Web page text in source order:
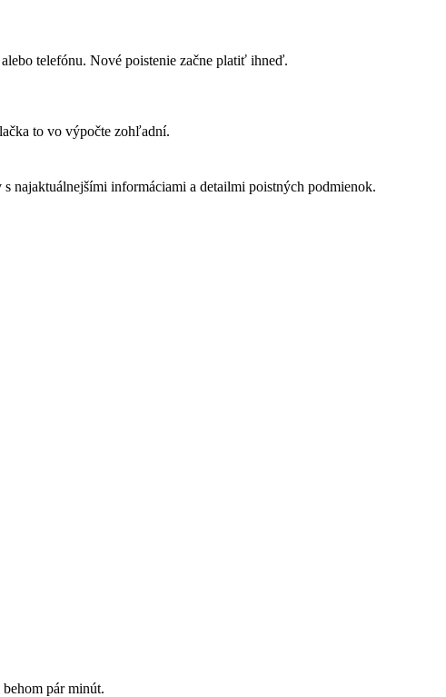
telefónu. Nové poistenie začne platiť ihneď.
to vo výpočte zohľadní.
najaktuálnejšími informáciami a detailmi poistných podmienok.
pár minút.